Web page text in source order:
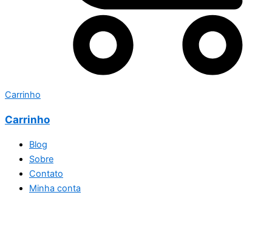
Carrinho
Carrinho
Blog
Sobre
Contato
Minha conta